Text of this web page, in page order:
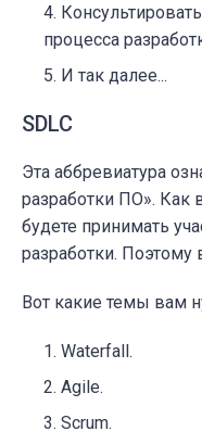
процесса
И так далее...
SDLC
Эта аббревиатура
разработки ПО». Как
будете принимать
разработки. Поэтому
Вот какие темы вам
Waterfall.
Agile.
Scrum.